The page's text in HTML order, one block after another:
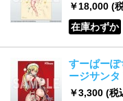
￥18,000 (
在庫わずか
すーぱー
ージサンタ
￥3,300 (税